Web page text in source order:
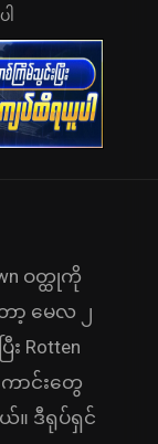
ဝတ္ထုကို
ာ့ မေလ ၂
Rotten
ာင်းတွေ
။ ဒီရုပ်ရှင်